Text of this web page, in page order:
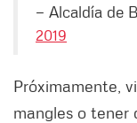
— Alcaldía de
2019
Próximamente,
mangles o tener